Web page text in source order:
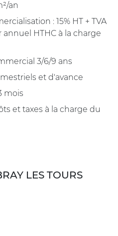
an
: 15% HT + TVA
HTHC à la charge
3/6/9 ans
et d'avance
mois
et taxes à la charge du
LES TOURS